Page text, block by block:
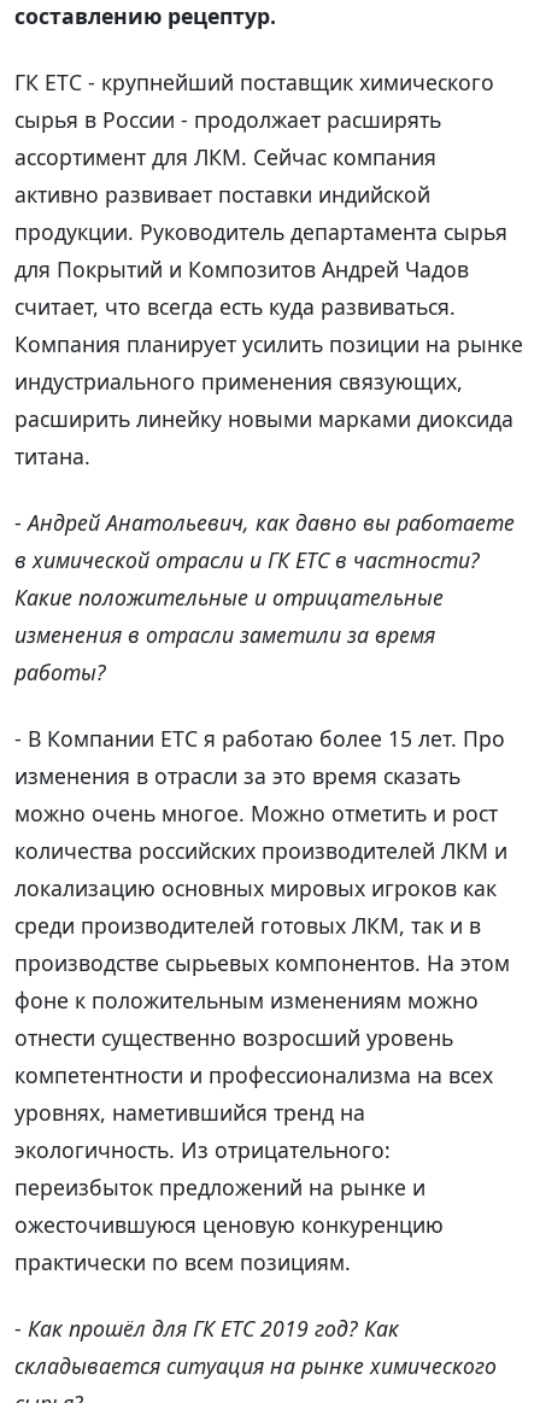
составлению рецептур.
ГК ЕТС - крупнейший поставщик химического
сырья в России - продолжает расширять
ассортимент для ЛКМ. Сейчас компания
активно развивает поставки индийской
продукции. Руководитель департамента сырья
для Покрытий и Композитов Андрей Чадов
считает, что всегда есть куда развиваться.
Компания планирует усилить позиции на рынке
индустриального применения связующих,
расширить линейку новыми марками диоксида
титана.
-Андрей Анатольевич, как давно вы работаете
в химической отрасли и ГК ЕТС в частности?
Какие положительные и отрицательные
изменения в отрасли заметили за время
работы?
- В Компании ЕТС я работаю более 15 лет. Про
изменения в отрасли за это время сказать
можно очень многое. Можно отметить и рост
количества российских производителей ЛКМ и
локализацию основных мировых игроков как
среди производителей готовых ЛКМ, так и в
производстве сырьевых компонентов. На этом
фоне к положительным изменениям можно
отнести существенно возросший уровень
компетентности и профессионализма на всех
уровнях, наметившийся тренд на
экологичность. Из отрицательного:
переизбыток предложений на рынке и
ожесточившуюся ценовую конкуренцию
практически по всем позициям.
- Как прошёл для ГК ЕТС 2019 год? Как
складывается ситуация на рынке химического